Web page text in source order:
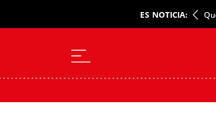
ES NOTICIA: